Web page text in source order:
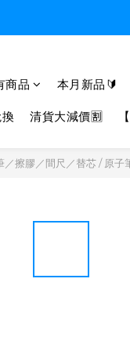
商品 本月新品🔰
清貨大減價🈹
／擦膠／間尺／替芯/ 原子